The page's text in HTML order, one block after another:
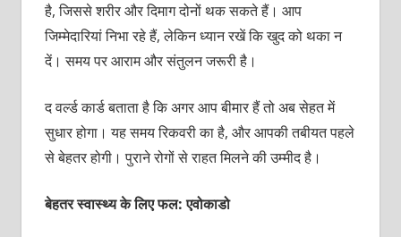
है, जिससे शरीर और दिमाग दोनों थक सकते हैं। आप
जिम्मेदारियां निभा रहे हैं, लेकिन ध्यान रखें कि खुद को थका न
दें। समय पर आराम और संतुलन जरूरी है।
द वर्ल्ड कार्ड बताता है कि अगर आप बीमार हैं तो अब सेहत में
सुधार होगा। यह समय रिकवरी का है, और आपकी तबीयत पहले
से बेहतर होगी। पुराने रोगों से राहत मिलने की उम्मीद है।
बेहतर स्वास्थ्य के लिए फल: एवोकाडो